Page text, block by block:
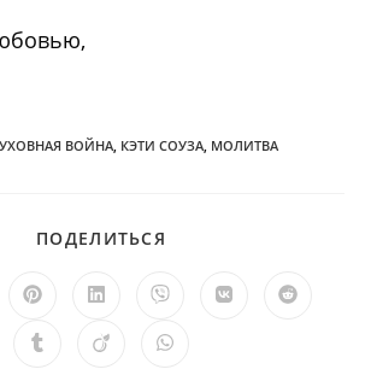
ВОЙНА, КЭТИ СОУЗА, МОЛИТВА
ПОДЕЛИТЬСЯ
Открывается
в
новом
Открывается
в
новом
Открывается
в
новом
Открывается
Открывается
ОткрываетсяОткрывается